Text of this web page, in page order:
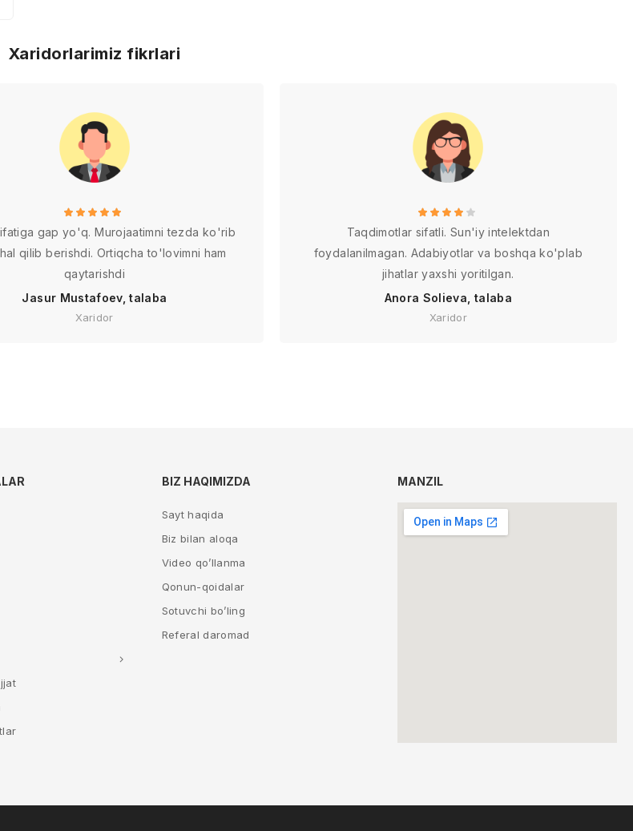
Xaridorlarimiz fikrlari
gap yo'q. Murojaatimni tezda ko'rib
qilib berishdi. Ortiqcha to'lovimni ham
qaytarishdi
Jasur Mustafoev, talaba
Xaridor
Taqdimotlar sifatli. Sun'iy intelektdan
foydalanilmagan. Adabiyotlar va boshqa ko'plab
jihatlar yaxshi yoritilgan.
Anora Solieva, talaba
Xaridor
BIZ HAQIMIZDA
Sayt haqida
Biz bilan aloqa
Video qo’llanma
Qonun-qoidalar
Sotuvchi bo’ling
Referal daromad
MANZIL